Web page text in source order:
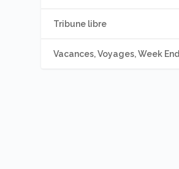
Tribune libre
Vacances, Voyages, Week End